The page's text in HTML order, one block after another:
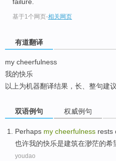
基于1个网页-相关网页
有道翻译
my cheerfulness
我的快乐
以上为机器翻译结果，长、整句建
双语例句 权威例句
Perhaps my cheerfulness rests
也许我的快乐是建筑在渺茫的希
youdao